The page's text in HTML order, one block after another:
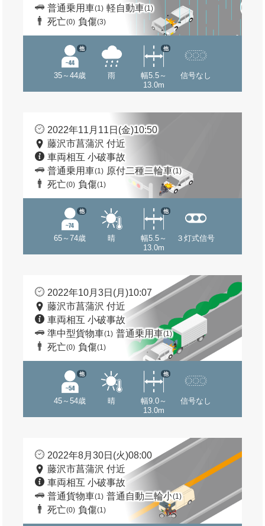
普通乗用車(1) 軽自動車(1)
死亡(0) 負傷(3)
35～44歳
他
雨
幅5.5～
13.0m
他
信号なし
2022年11月11日(金)10:50
藤沢市菖蒲沢 付近
車両相互 小破事故
普通乗用車(1) 原付二種二輪車(1)
死亡(0) 負傷(1)
65～74歳
他
晴
幅5.5～
13.0m
他
３灯式信号
2022年10月3日(月)10:07
藤沢市菖蒲沢 付近
車両相互 小破事故
準中型貨物車(1) 普通乗用車(1)
死亡(0) 負傷(1)
45～54歳
他
晴
幅9.0～
13.0m
他
信号なし
2022年8月30日(火)08:00
藤沢市菖蒲沢 付近
車両相互 小破事故
普通貨物車(1) 普通自動二輪小(1)
死亡(0) 負傷(1)